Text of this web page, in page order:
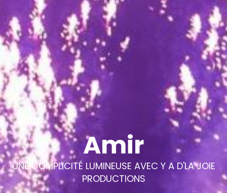
Amir
UNE COMPLICITÉ LUMINEUSE AVEC Y A D'LA JOIE
PRODUCTIONS